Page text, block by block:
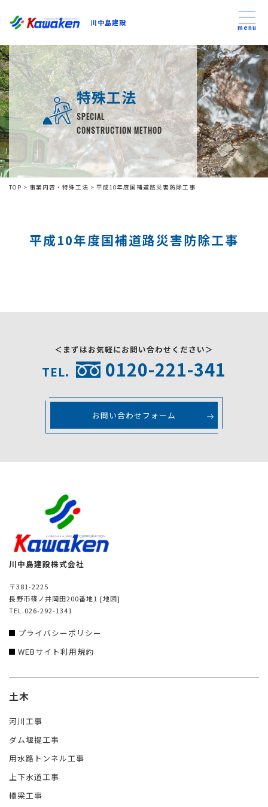
川中島建設
川中島建設
トップ
トピックス
事業内容
私たちについて
コンテンツ
menu
特殊工法
SPECIAL
CONSTRUCTION METHOD
TOP > 事業内容・特殊工法 > 平成10年度国補道路災害防除工事
平成10年度国補道路災害防除工事
＜まずはお気軽にお問い合わせください＞
TEL. 0120-221-341
お問い合わせフォーム
川中島建設株式会社
〒381-2225
長野市篠ノ井岡田200番地1 [地図]
TEL.026-292-1341
プライバシーポリシー
WEBサイト利用規約
土木
河川工事
ダム堰提工事
用水路トンネル工事
上下水道工事
橋梁工事